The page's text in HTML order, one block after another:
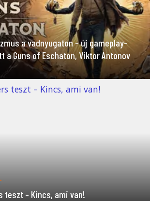
a vadnyugaton – új gameplay-
a Guns of Eschaton, Viktor Antonov
teszt – Kincs, ami van!